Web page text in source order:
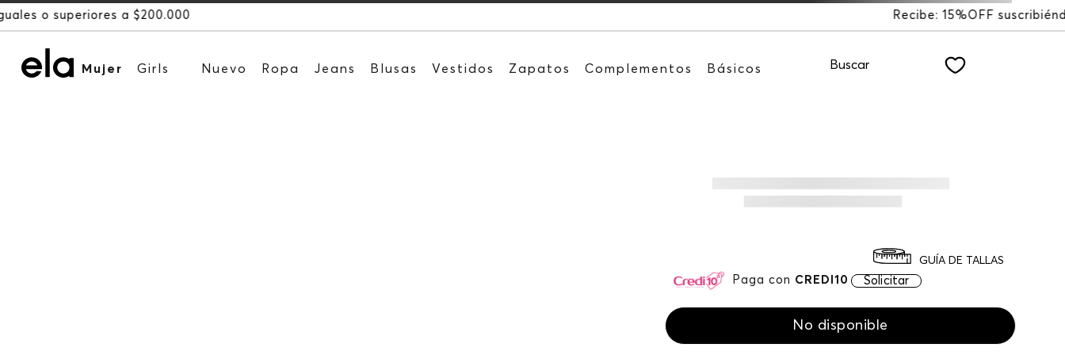
Recibe: 15%OFF suscribiéndote a nuestro NEWSLETTER
Mujer Girls Nuevo Ropa Jeans Blusas Vestidos Zapatos Complementos Básicos Buscar
Paga con CREDI10 Solicitar
GUÍA DE TALLAS
No disponible